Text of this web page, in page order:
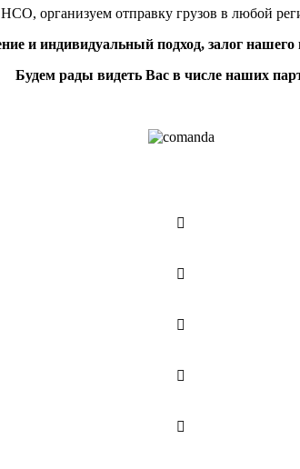
организуем отправку грузов в любой
и индивидуальный подход, залог нашего
Будем рады видеть Вас в числе наших




